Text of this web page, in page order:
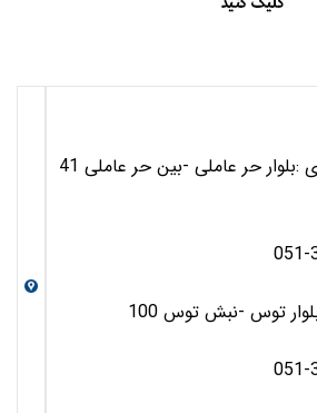
شعبه مرکزی :بلوار حر عاملی -بین حر عاملی 41
051-
توس -نبش توس 100
051-